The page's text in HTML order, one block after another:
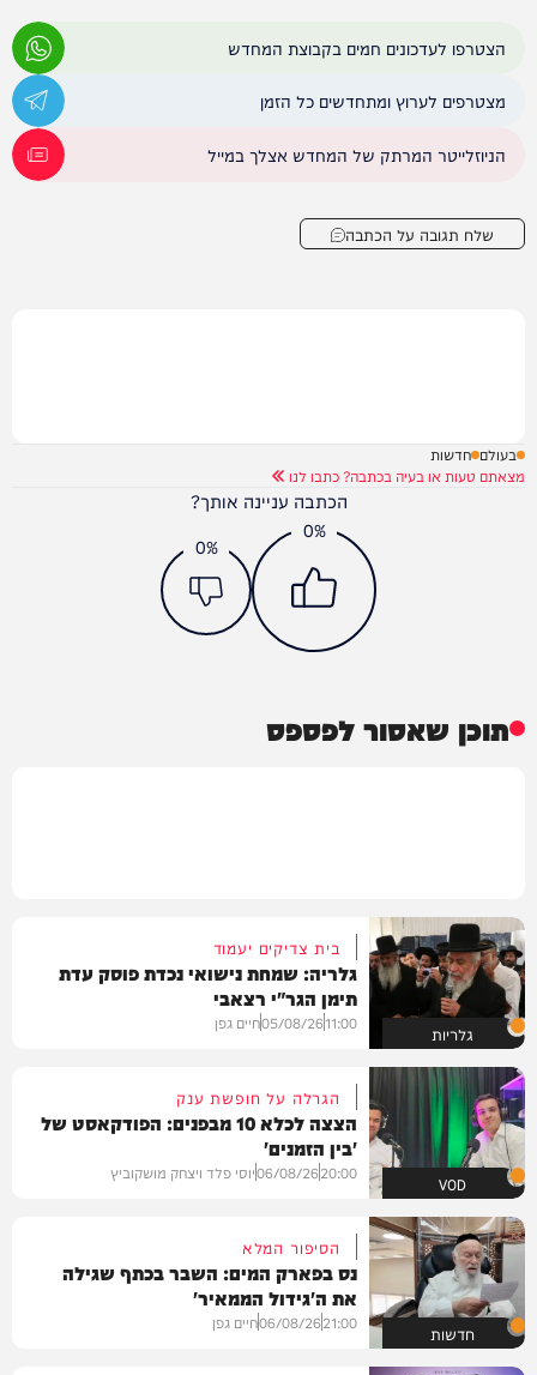
הצטרפו לעדכונים חמים בקבוצת המחדש
מצטרפים לערוץ ומתחדשים כל הזמן
הניוזלייטר המרתק של המחדש אצלך במייל
שלח תגובה על הכתבה
בעולם חדשות
מצאתם טעות או בעיה בכתבה? כתבו לנו
הכתבה עניינה אותך?
0%
0%
תוכן שאסור לפספס
גלריות
בית צדיקים יעמוד
גלריה: שמחת נישואי נכדת פוסק עדת
תימן הגר"י רצאבי
11:00
05/08/26חיים גפן
VOD
הגרלה על חופשת ענק
הצצה לכלא 10 מבפנים: הפודקאסט של
'בין הזמנים'
20:00
06/08/26יוסי פלד ויצחק מושקוביץ
חדשות
הסיפור המלא
נס בפארק המים: השבר בכתף שגילה
את ה'גידול הממאיר'
21:00
06/08/26חיים גפן